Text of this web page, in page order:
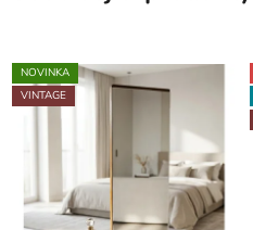
NOVINKA
VINTAGE